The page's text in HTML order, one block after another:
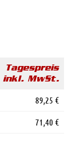
Tagespreis
inkl. MwSt.
89,25 €
71,40 €